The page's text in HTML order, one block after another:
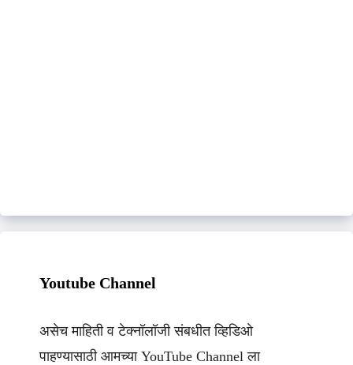
Youtube Channel
असेच माहिती व टेक्नॉलॉजी संबधीत व्हिडिओ
पाहण्यासाठी आमच्या YouTube Channel ला